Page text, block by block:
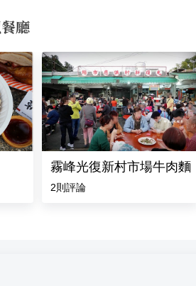
廳
霧峰光復新村市場牛肉麵
2則評論